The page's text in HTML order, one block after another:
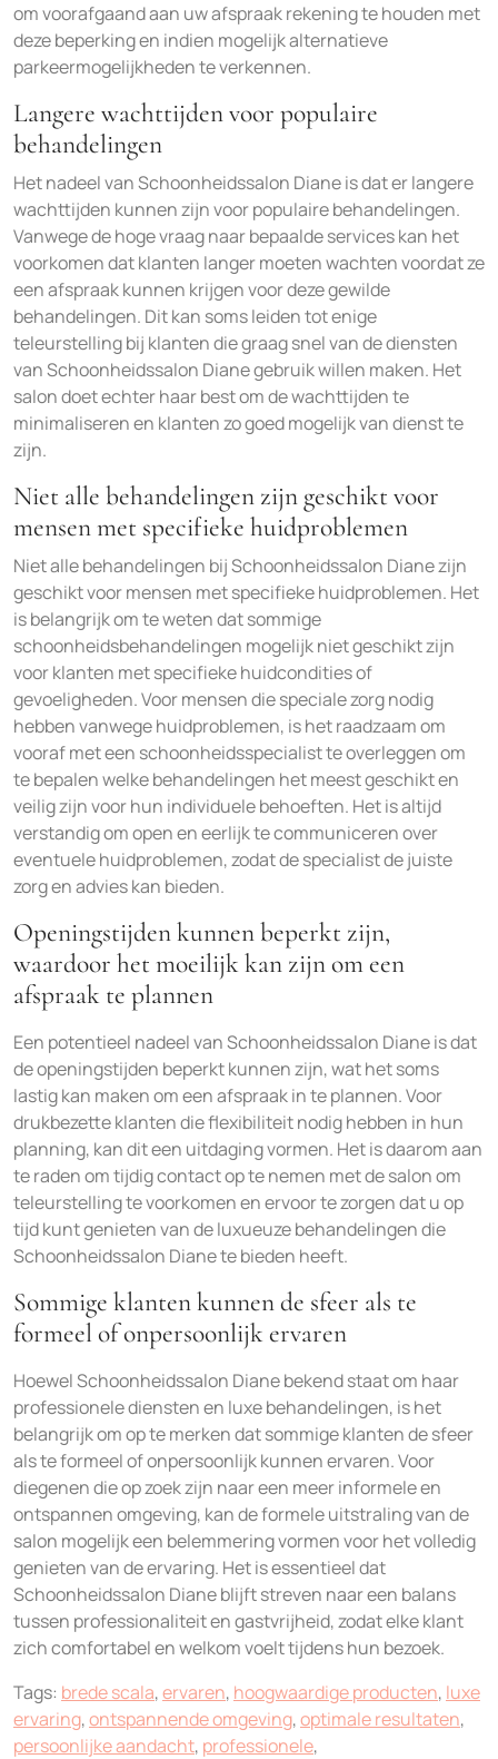
om voorafgaand aan uw afspraak rekening te houden met
deze beperking en indien mogelijk alternatieve
parkeermogelijkheden te verkennen.
Langere wachttijden voor populaire
behandelingen
Het nadeel van Schoonheidssalon Diane is dat er langere
wachttijden kunnen zijn voor populaire behandelingen.
Vanwege de hoge vraag naar bepaalde services kan het
voorkomen dat klanten langer moeten wachten voordat ze
een afspraak kunnen krijgen voor deze gewilde
behandelingen. Dit kan soms leiden tot enige
teleurstelling bij klanten die graag snel van de diensten
van Schoonheidssalon Diane gebruik willen maken. Het
salon doet echter haar best om de wachttijden te
minimaliseren en klanten zo goed mogelijk van dienst te
zijn.
Niet alle behandelingen zijn geschikt voor
mensen met specifieke huidproblemen
Niet alle behandelingen bij Schoonheidssalon Diane zijn
geschikt voor mensen met specifieke huidproblemen. Het
is belangrijk om te weten dat sommige
schoonheidsbehandelingen mogelijk niet geschikt zijn
voor klanten met specifieke huidcondities of
gevoeligheden. Voor mensen die speciale zorg nodig
hebben vanwege huidproblemen, is het raadzaam om
vooraf met een schoonheidsspecialist te overleggen om
te bepalen welke behandelingen het meest geschikt en
veilig zijn voor hun individuele behoeften. Het is altijd
verstandig om open en eerlijk te communiceren over
eventuele huidproblemen, zodat de specialist de juiste
zorg en advies kan bieden.
Openingstijden kunnen beperkt zijn,
waardoor het moeilijk kan zijn om een
afspraak te plannen
Een potentieel nadeel van Schoonheidssalon Diane is dat
de openingstijden beperkt kunnen zijn, wat het soms
lastig kan maken om een afspraak in te plannen. Voor
drukbezette klanten die flexibiliteit nodig hebben in hun
planning, kan dit een uitdaging vormen. Het is daarom aan
te raden om tijdig contact op te nemen met de salon om
teleurstelling te voorkomen en ervoor te zorgen dat u op
tijd kunt genieten van de luxueuze behandelingen die
Schoonheidssalon Diane te bieden heeft.
Sommige klanten kunnen de sfeer als te
formeel of onpersoonlijk ervaren
Hoewel Schoonheidssalon Diane bekend staat om haar
professionele diensten en luxe behandelingen, is het
belangrijk om op te merken dat sommige klanten de sfeer
als te formeel of onpersoonlijk kunnen ervaren. Voor
diegenen die op zoek zijn naar een meer informele en
ontspannen omgeving, kan de formele uitstraling van de
salon mogelijk een belemmering vormen voor het volledig
genieten van de ervaring. Het is essentieel dat
Schoonheidssalon Diane blijft streven naar een balans
tussen professionaliteit en gastvrijheid, zodat elke klant
zich comfortabel en welkom voelt tijdens hun bezoek.
Tags: brede scala,ervaren, hoogwaardige producten, luxe
ervaring,ontspannende omgeving,optimale resultaten,
persoonlijke aandacht, professionele,